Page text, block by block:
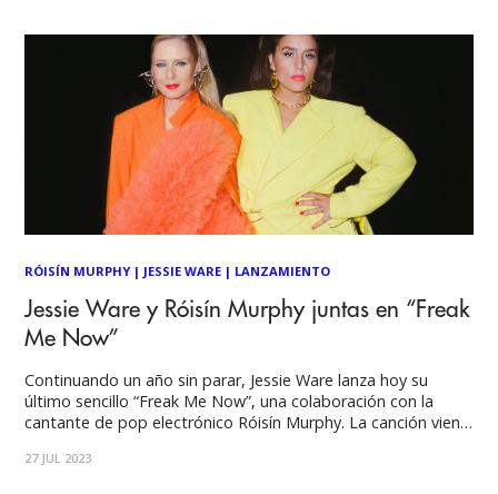
RÓISÍN MURPHY| JESSIE WARE | LANZAMIENTO
Jessie Ware y Róisín Murphy juntas en “Freak
Me Now”
Continuando un año sin parar, Jessie Ware lanza hoy su
último sencillo “Freak Me Now”, una colaboración con la
cantante de pop electrónico Róisín Murphy. La canción viene
debutó en el número 3 en las listas del Reino Unido. El
27 JUL 2023